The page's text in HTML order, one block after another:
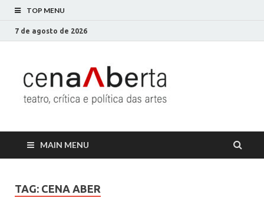
TOP MENU
7 de agosto de 2026
MAIN MENU
TAG: CENA ABER